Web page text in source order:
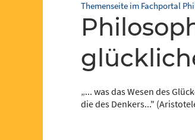
Themenseite im Fachportal
philosophische Ideen über
„... was das Wesen des
die des Denkers..."